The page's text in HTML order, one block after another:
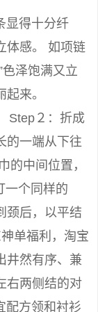
显得十分纤
体感。 如项链
泽饱满又立
来。
Step２：折成
的一端从下往
的中间位置，
一个同样的
颈后，以平结
单福利，淘宝
井然有序、兼
右两侧结的对
配方领和衬衫